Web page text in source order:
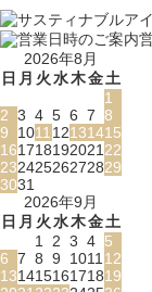
2026年8月
日 月 火水木金土
1
2 3 4 5 6 7 8
9
101112131415
16171819202122
23242526272829
3031
2026年9月
日 月 火水木金土
1 2 3 4 5
6 7 8 9 101112
13141516171819